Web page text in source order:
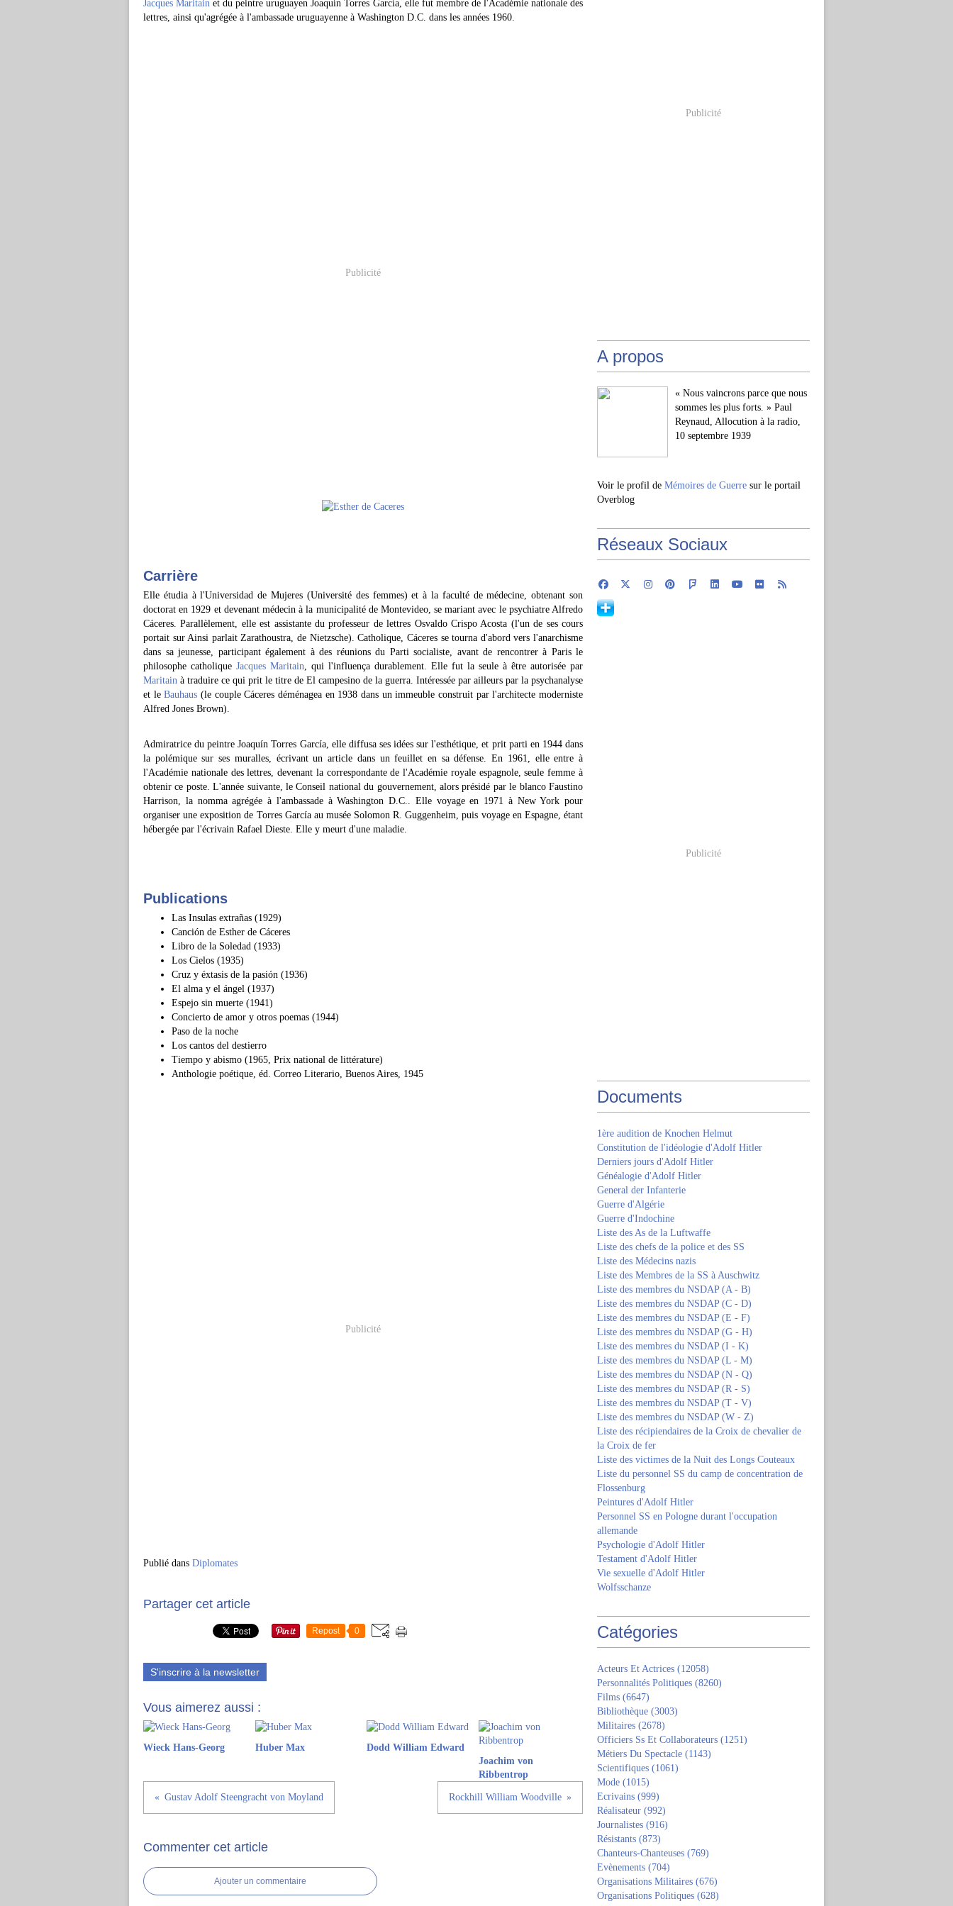
Jacques Maritain et du peintre uruguayen Joaquín Torres García, elle fut membre de l'Académie nationale des
lettres, ainsi qu'agrégée à l'ambassade uruguayenne à Washington D.C. dans les années 1960.
Publicité
Carrière
Elle étudia à l'Universidad de Mujeres (Université des femmes) et à la faculté de médecine, obtenant son
doctorat en 1929 et devenant médecin à la municipalité de Montevideo, se mariant avec le psychiatre Alfredo
Cáceres. Parallèlement, elle est assistante du professeur de lettres Osvaldo Crispo Acosta (l'un de ses cours
portait sur Ainsi parlait Zarathoustra, de Nietzsche). Catholique, Cáceres se tourna d'abord vers l'anarchisme
dans sa jeunesse, participant également à des réunions du Parti socialiste, avant de rencontrer à Paris le
philosophe catholique Jacques Maritain, qui l'influença durablement. Elle fut la seule à être autorisée par
Maritain à traduire ce qui prit le titre de El campesino de la guerra. Intéressée par ailleurs par la psychanalyse
et leBauhaus (le couple Cáceres déménagea en 1938 dans un immeuble construit par l'architecte moderniste
Alfred Jones Brown).
Admiratrice du peintre Joaquín Torres García, elle diffusa ses idées sur l'esthétique, et prit parti en 1944 dans
la polémique sur ses muralles, écrivant un article dans un feuillet en sa défense. En 1961, elle entre à
l'Académie nationale des lettres, devenant la correspondante de l'Académie royale espagnole, seule femme à
obtenir ce poste. L'année suivante, le Conseil national du gouvernement, alors présidé par le blanco Faustino
Harrison, la nomma agrégée à l'ambassade à Washington D.C.. Elle voyage en 1971 à New York pour
organiser une exposition de Torres García au musée Solomon R. Guggenheim, puis voyage en Espagne, étant
hébergée par l'écrivain Rafael Dieste. Elle y meurt d'une maladie.
Publications
Las Insulas extrañas (1929)
Canción de Esther de Cáceres
Libro de la Soledad (1933)
Los Cielos (1935)
Cruz y éxtasis de la pasión (1936)
El alma y el ángel (1937)
Espejo sin muerte (1941)
Concierto de amor y otros poemas (1944)
Paso de la noche
Los cantos del destierro
Tiempo y abismo (1965, Prix national de littérature)
Anthologie poétique, éd. Correo Literario, Buenos Aires, 1945
Publicité
Publié dans Diplomates
Partager cet article
Repost 0
S'inscrire à la newsletter
Vous aimerez aussi :
Wieck Hans-Georg Huber Max
Dodd William Edward
Joachim von
Ribbentrop
Gustav Adolf Steengracht von Moyland Rockhill William Woodville
Commenter cet article
Ajouter un commentaire
Publicité
A propos
« Nous vaincrons parce que nous
sommes les plus forts. » Paul
Reynaud, Allocution à la radio,
10 septembre 1939
Voir le profil de Mémoires de Guerre sur le portail
Overblog
Réseaux Sociaux
Publicité
Documents
1ère audition de Knochen Helmut
Constitution de l'idéologie d'Adolf Hitler
Derniers jours d'Adolf Hitler
Généalogie d'Adolf Hitler
General der Infanterie
Guerre d'Algérie
Guerre d'Indochine
Liste des As de la Luftwaffe
Liste des chefs de la police et des SS
Liste des Médecins nazis
Liste des Membres de la SS à Auschwitz
Liste des membres du NSDAP (A - B)
Liste des membres du NSDAP (C - D)
Liste des membres du NSDAP (E - F)
Liste des membres du NSDAP (G - H)
Liste des membres du NSDAP (I - K)
Liste des membres du NSDAP (L - M)
Liste des membres du NSDAP (N - Q)
Liste des membres du NSDAP (R - S)
Liste des membres du NSDAP (T - V)
Liste des membres du NSDAP (W - Z)
Liste des récipiendaires de la Croix de chevalier de
la Croix de fer
Liste des victimes de la Nuit des Longs Couteaux
Liste du personnel SS du camp de concentration de
Flossenburg
Peintures d'Adolf Hitler
Personnel SS en Pologne durant l'occupation
allemande
Psychologie d'Adolf Hitler
Testament d'Adolf Hitler
Vie sexuelle d'Adolf Hitler
Wolfsschanze
Catégories
Acteurs Et Actrices (12058)
Personnalités Politiques (8260)
Films (6647)
Bibliothèque (3003)
Militaires (2678)
Officiers Ss Et Collaborateurs (1251)
Métiers Du Spectacle (1143)
Scientifiques (1061)
Mode (1015)
Ecrivains (999)
Réalisateur (992)
Journalistes (916)
Résistants (873)
Chanteurs-Chanteuses (769)
Evènements (704)
Organisations Militaires (676)
Organisations Politiques (628)